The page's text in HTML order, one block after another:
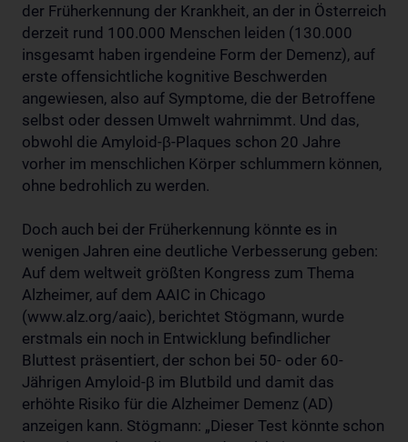
der Früherkennung der Krankheit, an der in Österreich
derzeit rund 100.000 Menschen leiden (130.000
insgesamt haben irgendeine Form der Demenz), auf
erste offensichtliche kognitive Beschwerden
angewiesen, also auf Symptome, die der Betroffene
selbst oder dessen Umwelt wahrnimmt. Und das,
obwohl die Amyloid-β-Plaques schon 20 Jahre
vorher im menschlichen Körper schlummern können,
ohne bedrohlich zu werden.
Doch auch bei der Früherkennung könnte es in
wenigen Jahren eine deutliche Verbesserung geben:
Auf dem weltweit größten Kongress zum Thema
Alzheimer, auf dem AAIC in Chicago
(www.alz.org/aaic), berichtet Stögmann, wurde
erstmals ein noch in Entwicklung befindlicher
Bluttest präsentiert, der schon bei 50- oder 60-
Jährigen Amyloid-β im Blutbild und damit das
erhöhte Risiko für die Alzheimer Demenz (AD)
anzeigen kann. Stögmann: „Dieser Test könnte schon